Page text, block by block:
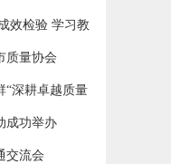
效检验 学习教
质量协会
“深耕卓越质量
功举行
成功举办
交流会